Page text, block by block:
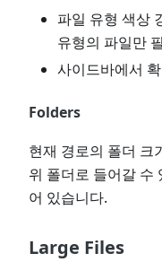
파일 유형 색상
유형의 파일만
사이드바에서
Folders
현재 경로의 폴더 크
위 폴더로 들어갈 수
어 있습니다.
Large Files